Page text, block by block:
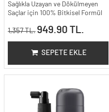
200 ml.
Sağlıkla Uzayan ve Dökülmeyen
Saçlar için 100% Bitkisel Formül
1,357 TL. 949.90 TL.
SEPETE EKLE